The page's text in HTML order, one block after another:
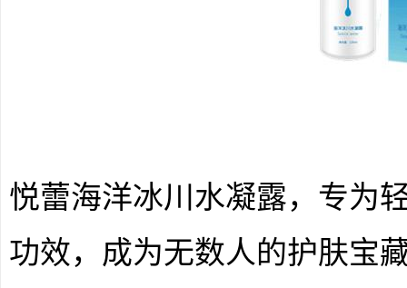
悦蕾海洋冰川水凝露，专为
功效，成为无数人的护肤宝